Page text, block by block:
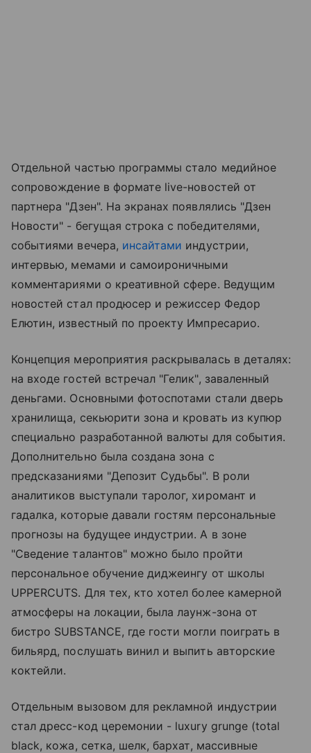
Отдельной частью программы стало медийное
сопровождение в формате live-новостей от
партнера "Дзен". На экранах появлялись "Дзен
Новости" - бегущая строка с победителями,
событиями вечера, инсайтами индустрии,
интервью, мемами и самоироничными
комментариями о креативной сфере. Ведущим
новостей стал продюсер и режиссер Федор
Елютин, известный по проекту Импресарио.
Концепция мероприятия раскрывалась в деталях:
на входе гостей встречал "Гелик", заваленный
деньгами. Основными фотоспотами стали дверь
хранилища, секьюрити зона и кровать из купюр
специально разработанной валюты для события.
Дополнительно была создана зона с
предсказаниями "Депозит Судьбы". В роли
аналитиков выступали таролог, хиромант и
гадалка, которые давали гостям персональные
прогнозы на будущее индустрии. А в зоне
"Сведение талантов" можно было пройти
персональное обучение диджеингу от школы
UPPERCUTS. Для тех, кто хотел более камерной
атмосферы на локации, была лаунж-зона от
бистро SUBSTANCE, где гости могли поиграть в
бильярд, послушать винил и выпить авторские
коктейли.
Отдельным вызовом для рекламной индустрии
стал дресс-код церемонии - luxury grunge (total
black, кожа, сетка, шелк, бархат, массивные